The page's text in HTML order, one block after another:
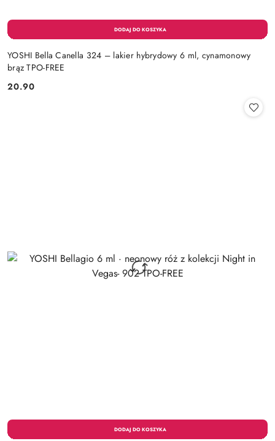
YOSHI Bella Canella 324 – lakier hybrydowy 6 ml, cynamonowy
brąz TPO-FREE
Cena:
20.90